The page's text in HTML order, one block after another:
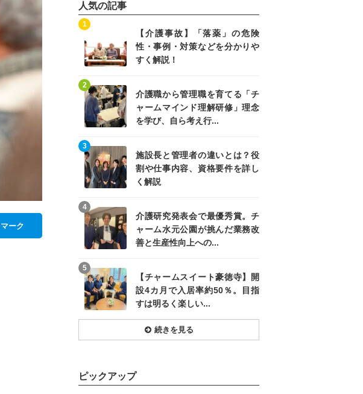
ーク
人気の記事
【介護事故】「落薬」の危険
性・事例・対策などを分かりや
すく解説！
1
記事を読む
介護職から管理職を育てる「チ
ャームマインド理解研修」理念
を学び、自ら考え行...
2
施設長と管理者の違いとは？役
割や仕事内容、資格要件を詳し
く解説
3
介護研究発表会で最優秀賞。チ
ャーム水元公園が挑んだ業務改
善と生産性向上への...
4
【チャームスイート豪徳寺】開
設4カ月で入居率約50％。目指
すは明るく楽しい...
5
続きを見る
ピックアップ